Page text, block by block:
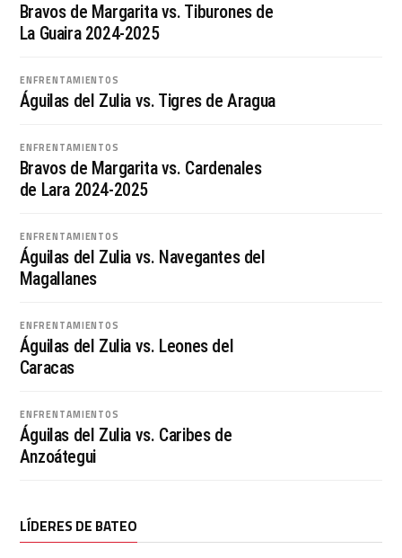
Bravos de Margarita vs. Tiburones de
La Guaira 2024-2025
ENFRENTAMIENTOS
Águilas del Zulia vs. Tigres de Aragua
ENFRENTAMIENTOS
Bravos de Margarita vs. Cardenales
de Lara 2024-2025
ENFRENTAMIENTOS
Águilas del Zulia vs. Navegantes del
Magallanes
ENFRENTAMIENTOS
Águilas del Zulia vs. Leones del
Caracas
ENFRENTAMIENTOS
Águilas del Zulia vs. Caribes de
Anzoátegui
LÍDERES DE BATEO